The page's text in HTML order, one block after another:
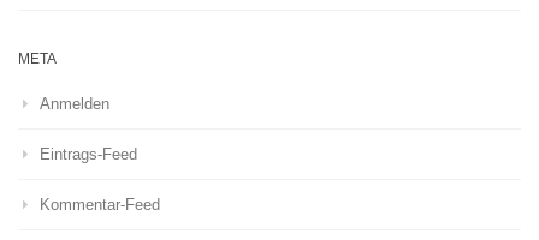
META
Anmelden
Eintrags-Feed
Kommentar-Feed